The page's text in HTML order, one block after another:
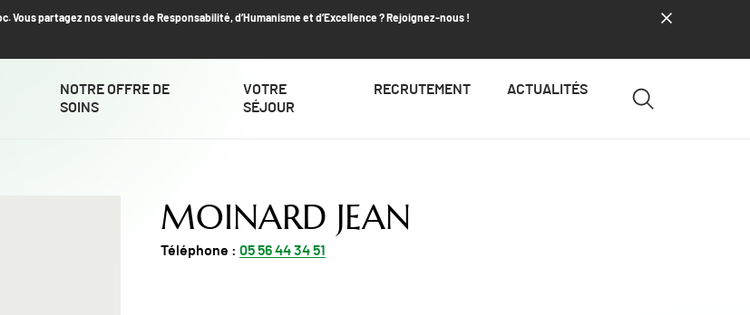
partagez nos valeurs de Responsabilité, d’Humanisme et d’Excellence ? Rejoignez-nous !
NOTRE OFFRE DE
SOINS
VOTRE
SÉJOUR
RECRUTEMENT ACTUALITÉS
MOINARD JEAN
Téléphone : 05 56 44 34 51